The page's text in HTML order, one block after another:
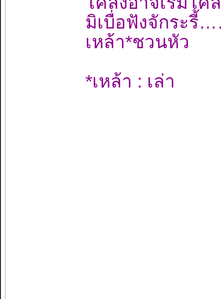
มิเบื่อฟังจักระ
เหล้า*ชวนหัว
*เหล้า : เล่า